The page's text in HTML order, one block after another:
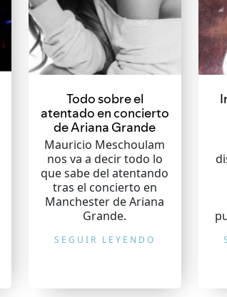
Todo sobre el
atentado en concierto
de Ariana Grande
Mauricio Meschoulam
nos va a decir todo lo
que sabe del atentando
tras el concierto en
Manchester de Ariana
Grande.
SEGUIR LEYENDO